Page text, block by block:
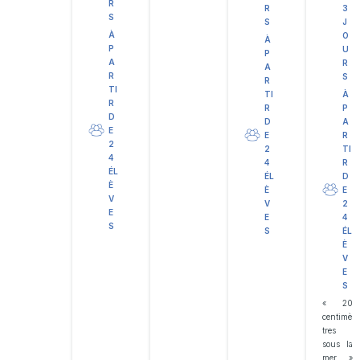
R
S
À
P
A
R
TI
R
D
E
2
4
ÉL
È
V
E
S
R
S
À
P
A
R
TI
R
D
E
2
4
ÉL
È
V
E
S
3
J
O
U
R
S
À
P
A
R
TI
R
D
E
2
4
ÉL
È
V
E
S
« 20
centimè
tres
sous la
mer »